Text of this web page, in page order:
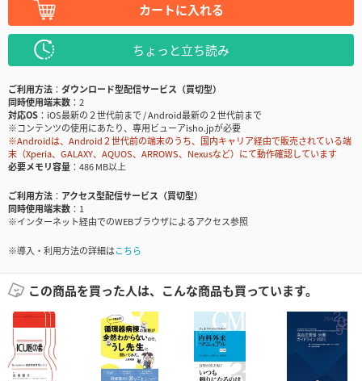
カートに入れる
ちょっと立ち読み
ご利用方法
ダウンロード型配信サービス（買切型）
同時使用端末数
2
対応OS
iOS最新の２世代前まで / Android最新の２世代前まで
※コンテンツの使用にあたり、専用ビューアisho.jpが必要
※Androidは、Android２世代前の端末のうち、国内キャリア経由で販売されている端
末（Xperia、GALAXY、AQUOS、ARROWS、Nexusなど）にて動作確認しています
必要メモリ容量
486 MB以上
ご利用方法
アクセス型配信サービス（買切型）
同時使用端末数
1
※インターネット経由でのWEBブラウザによるアクセス参照
※導入・利用方法の詳細はこちら
この商品を買った人は、こんな商品も買っています。